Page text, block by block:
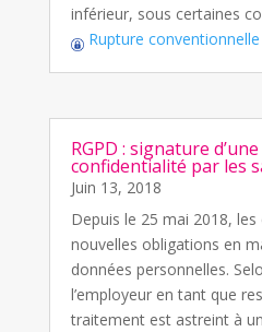
inférieur, sous certaines
Rupture conventionnelle
RGPD : signature
confidentialité par les
Juin 13, 2018
Depuis le 25 mai 2018,
nouvelles obligations en
données personnelles.
l’employeur en tant que
traitement est astreint à